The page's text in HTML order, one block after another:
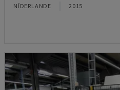
NĪDERLANDE 2015